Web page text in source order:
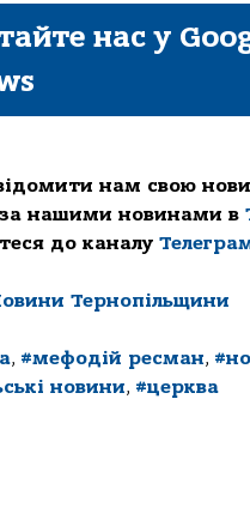
нас у
нам свою
за нашими новинами в
до каналу
Тернопільщини
, #мефодій ресман,
новини, #церква